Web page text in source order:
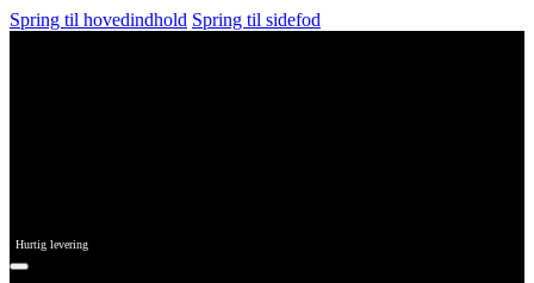
Spring til hovedindhold Spring til sidefod
Hurtig levering